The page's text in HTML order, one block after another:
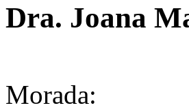
Dra. Joana
Morada: